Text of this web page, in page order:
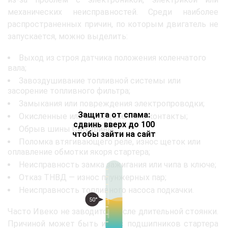
Защита от спама:
сдвинь вверх до 100
чтобы зайти на сайт
50°
механических неисправностей. Среди наиболее
распространенных причин, по которым двигатель не
запускается, можно выделить:
Выход из строя датчика положения коленчатого
вала;
Завоздушивание топливной системы или
засорение топливного фильтра;
Замыкания или повреждения электропроводки;
Окисленные или отсоединенные контакты;
Обрыв шины CAN-шины;
Поломка втягивающего реле, износ щеток или
оплавление обмотки якоря стартера;
Неисправность замка зажигания или чипа в ключе;
Отказ ТНВД — износ плунжерных пар;
Неисправность топливного насоса подкачки.
Часто Ивеко не заводится после длительной стоянки.
Причиной может быть износ подшипников стартера